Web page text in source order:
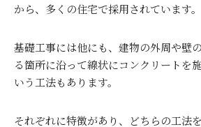
から、多くの住宅で採用されています。
基礎工事には他にも、建物の外周や壁
る箇所に沿って線状にコンクリートを
いう工法もあります。
それぞれに特徴があり、どちらの工法